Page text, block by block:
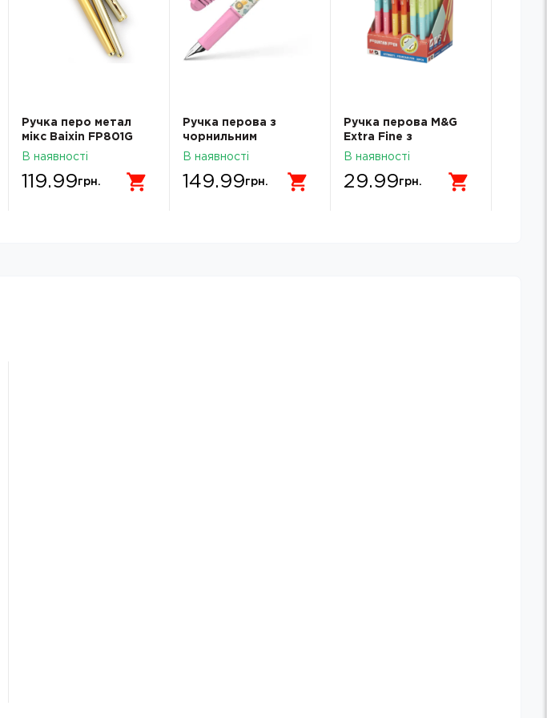
Ручка перо метал
мікс Baixin FP801G
В наявності
119.99грн.
Ручка перова з
чорнильним
патроном Schneider
S168920
В наявності
149.99грн.
Ручка перова M&G
Extra Fine з
чорнильним
AFPM0871004296C
В наявності
29.99грн.